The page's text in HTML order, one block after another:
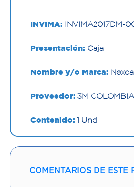
INVIMA: INVIMA2017DM-
Presentación: Caja
Nombre y/o Marca:
Proveedor: 3M
Contenido: 1 Und
Código:1295361
COMENTARIOS DE ESTE